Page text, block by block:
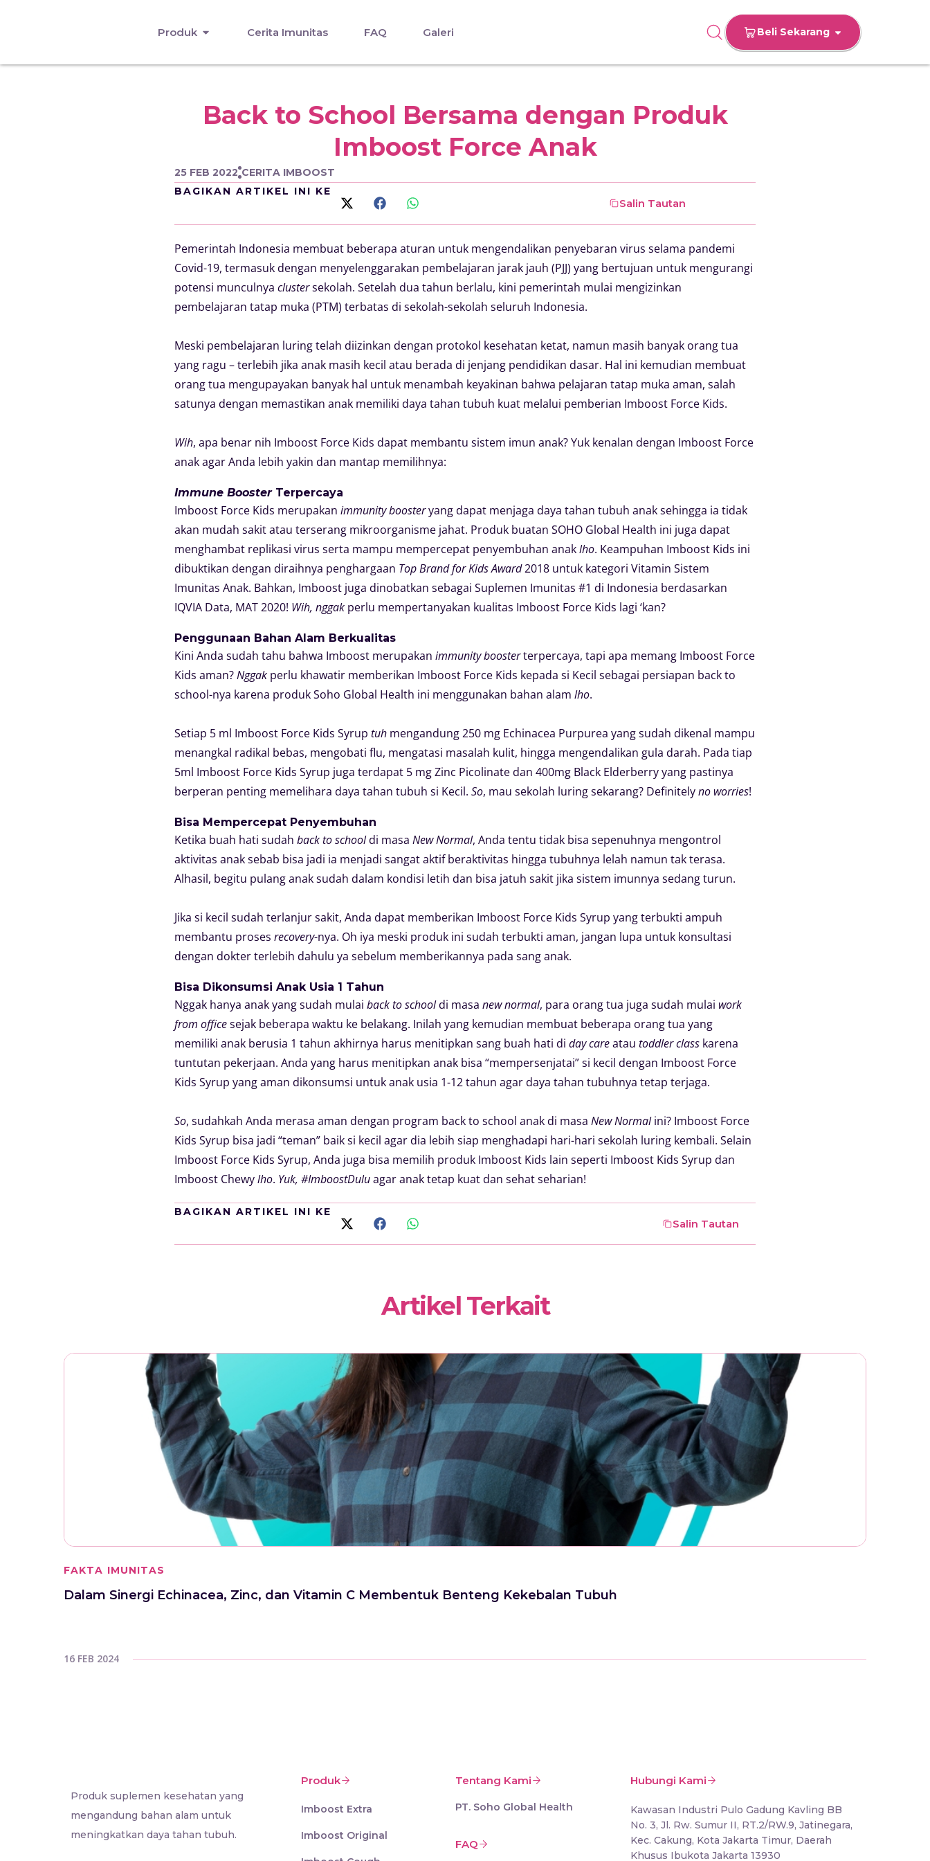
Produk Cerita Imunitas FAQ Galeri Beli Sekarang
Back to School Bersama dengan Produk
Imboost Force Anak
25 FEB 2022 CERITA IMBOOST
BAGIKAN ARTIKEL INI KE
Salin Tautan
Pemerintah Indonesia membuat beberapa aturan untuk mengendalikan penyebaran virus selama pandemi
Covid-19, termasuk dengan menyelenggarakan pembelajaran jarak jauh (PJJ) yang bertujuan untuk mengurangi
potensi munculnya clustersekolah. Setelah dua tahun berlalu, kini pemerintah mulai mengizinkan
pembelajaran tatap muka (PTM) terbatas di sekolah-sekolah seluruh Indonesia.
Meski pembelajaran luring telah diizinkan dengan protokol kesehatan ketat, namun masih banyak orang tua
yang ragu – terlebih jika anak masih kecil atau berada di jenjang pendidikan dasar. Hal ini kemudian membuat
orang tua mengupayakan banyak hal untuk menambah keyakinan bahwa pelajaran tatap muka aman, salah
satunya dengan memastikan anak memiliki daya tahan tubuh kuat melalui pemberian Imboost Force Kids.
Wih, apa benar nih Imboost Force Kids dapat membantu sistem imun anak? Yuk kenalan dengan Imboost Force
anak agar Anda lebih yakin dan mantap memilihnya:
Immune BoosterTerpercaya
Imboost Force Kids merupakan immunity boosteryang dapat menjaga daya tahan tubuh anak sehingga ia tidak
akan mudah sakit atau terserang mikroorganisme jahat. Produk buatan SOHO Global Health ini juga dapat
menghambat replikasi virus serta mampu mempercepat penyembuhan anaklho. Keampuhan Imboost Kids ini
dibuktikan dengan diraihnya penghargaan Top Brand for Kids Award2018 untuk kategori Vitamin Sistem
Imunitas Anak. Bahkan, Imboost juga dinobatkan sebagai Suplemen Imunitas #1 di Indonesia berdasarkan
IQVIA Data, MAT 2020! Wih, nggak perlu mempertanyakan kualitas Imboost Force Kids lagi ‘kan?
Penggunaan Bahan Alam Berkualitas
Kini Anda sudah tahu bahwa Imboost merupakan immunity boosterterpercaya, tapi apa memang Imboost Force
Kids aman?Nggak perlu khawatir memberikan Imboost Force Kids kepada si Kecil sebagai persiapan back to
school-nya karena produk Soho Global Health ini menggunakan bahan alam lho.
Setiap 5 ml Imboost Force Kids Syrup tuh mengandung 250 mg Echinacea Purpurea yang sudah dikenal mampu
menangkal radikal bebas, mengobati flu, mengatasi masalah kulit, hingga mengendalikan gula darah. Pada tiap
5ml Imboost Force Kids Syrup juga terdapat 5 mg Zinc Picolinate dan 400mg Black Elderberry yang pastinya
berperan penting memelihara daya tahan tubuh si Kecil. So, mau sekolah luring sekarang? Definitelyno worries!
Bisa Mempercepat Penyembuhan
Ketika buah hati sudah back to schooldi masa New Normal, Anda tentu tidak bisa sepenuhnya mengontrol
aktivitas anak sebab bisa jadi ia menjadi sangat aktif beraktivitas hingga tubuhnya lelah namun tak terasa.
Alhasil, begitu pulang anak sudah dalam kondisi letih dan bisa jatuh sakit jika sistem imunnya sedang turun.
Jika si kecil sudah terlanjur sakit, Anda dapat memberikan Imboost Force Kids Syrup yang terbukti ampuh
membantu proses recovery-nya. Oh iya meski produk ini sudah terbukti aman, jangan lupa untuk konsultasi
dengan dokter terlebih dahulu ya sebelum memberikannya pada sang anak.
Bisa Dikonsumsi Anak Usia 1 Tahun
Nggak hanya anak yang sudah mulai back to schooldi masa new normal, para orang tua juga sudah mulai work
from officesejak beberapa waktu ke belakang. Inilah yang kemudian membuat beberapa orang tua yang
memiliki anak berusia 1 tahun akhirnya harus menitipkan sang buah hati di day careatau toddler class karena
tuntutan pekerjaan. Anda yang harus menitipkan anak bisa “mempersenjatai” si kecil dengan Imboost Force
Kids Syrup yang aman dikonsumsi untuk anak usia 1-12 tahun agar daya tahan tubuhnya tetap terjaga.
So, sudahkah Anda merasa aman dengan program back to school anak di masa New Normalini? Imboost Force
Kids Syrup bisa jadi “teman” baik si kecil agar dia lebih siap menghadapi hari-hari sekolah luring kembali. Selain
Imboost Force Kids Syrup, Anda juga bisa memilih produk Imboost Kids lain seperti Imboost Kids Syrup dan
Imboost Chewylho. Yuk, #ImboostDuluagar anak tetap kuat dan sehat seharian!
BAGIKAN ARTIKEL INI KE
Salin Tautan
Artikel Terkait
FAKTA IMUNITAS
Dalam Sinergi Echinacea, Zinc, dan Vitamin C Membentuk Benteng Kekebalan Tubuh
16 FEB 2024
Produk suplemen kesehatan yang
mengandung bahan alam untuk
meningkatkan daya tahan tubuh.
Produk
Imboost Extra
Imboost Original
Tentang Kami
PT. Soho Global Health
FAQ
Hubungi Kami
Kawasan Industri Pulo Gadung Kavling BB
No. 3, Jl. Rw. Sumur II, RT.2/RW.9, Jatinegara,
Kec. Cakung, Kota Jakarta Timur, Daerah
Khusus Ibukota Jakarta 13930